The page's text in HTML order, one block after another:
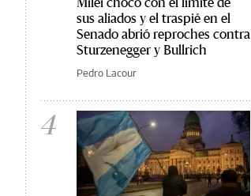
sus aliados y el traspié en el
Senado abrió reproches contra
Sturzenegger y Bullrich
Pedro Lacour
4